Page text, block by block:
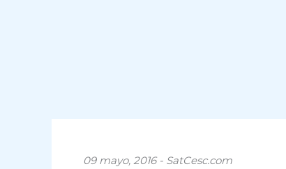
09 mayo, 2016 - SatCesc.com